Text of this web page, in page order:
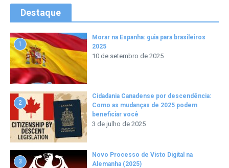
Destaque
1
Morar na Espanha: guia para brasileiros
2025
10 de setembro de 2025
2
Cidadania Canadense por descendência:
Como as mudanças de 2025 podem
beneficiar você
3 de julho de 2025
3
Novo Processo de Visto Digital na
Alemanha (2025)